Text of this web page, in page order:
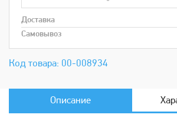
Код товара: 00-008934
Доставка
Самовывоз
Описание